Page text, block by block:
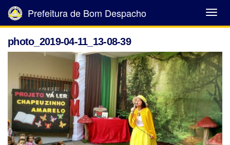
Abrir
Menu
Prefeitura de Bom Despacho
photo_2019-04-11_13-08-39